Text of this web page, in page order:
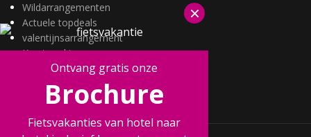
Wildarrangementen
Actuele topdeals
valentijnsarrangement
Kerstmarkten
Fietsvakanties
Wandelvakanties
×
Ontvang gratis onze
Brochure
Fietsvakanties van hotel naar